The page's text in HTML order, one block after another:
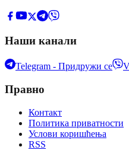
Наши канали
Telegram - Придружи се
Правно
Контакт
Политика приватности
Услови коришћења
RSS